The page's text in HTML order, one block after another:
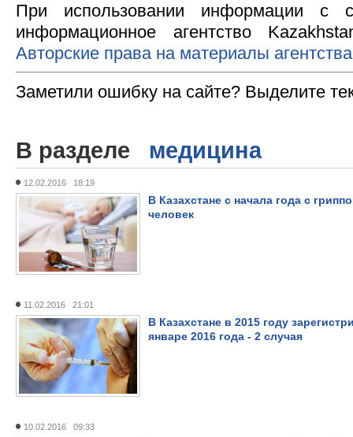
При использовании информации с
информационное агентство
Авторские права на материалы
Заметили ошибку на сайте? Выделите
В разделе медицина
12.02.2016 18:19
В Казахстане с начала года с
человек
11.02.2016 21:01
В Казахстане в 2015 году
январе 2016 года - 2 случая
10.02.2016 09:33